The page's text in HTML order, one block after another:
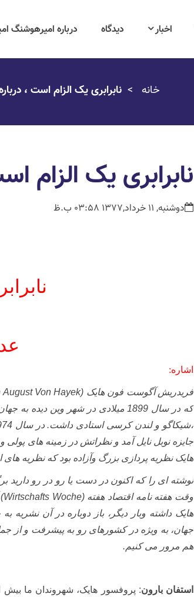
اخبار دیدگاه درباره امیرهوشنگ
خانه نابرابری یک الزام است ،
نابرابری یک الزام
دوشنبه, 11 خرداد,1377 03:58 ب.ظ
اشاره:
فریدریش آگوست فون هایک August Von Hayek)
که در سال 1899 میلادی در شهر
،شیکاگو و لندن کرسی استادی داشت. در سال 1974 به اتفاق گونار میردال
جایزه نوبل نایل آمد و نظراتش در زمینه های پولی
هایک نظریه پردازی بزرگ وآزاده بود که نظریه
نوشته ای را که اکنون در دست یا رو در رو دارید
وقت هفته نامه اقتصاد هفته(Wirtschafts Woche)
جهان، به ویژه در کشورهای رو به پیشرفت و از
هم مرور می کنیم.
استفان بارون: پروفسور هایک، شهروندان ما بیش